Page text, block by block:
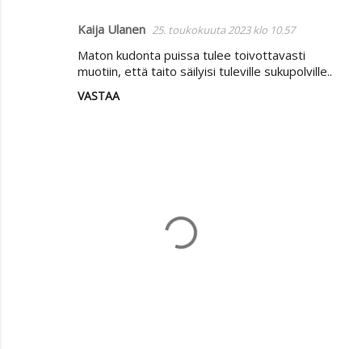
Kaija Ulanen 25. toukokuuta 2023 klo 10.57
Maton kudonta puissa tulee toivottavasti
muotiin, että taito säilyisi tuleville sukupolville..
VASTAA